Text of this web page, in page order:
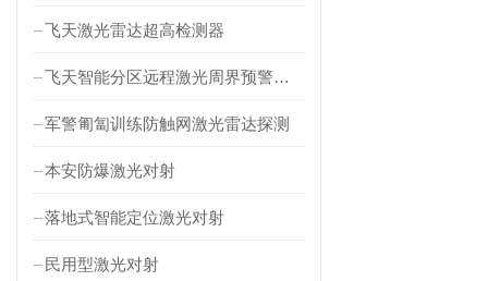
飞天激光雷达超高检测器
飞天智能分区远程激光周界预警雷达
军警匍匐训练防触网激光雷达探测
本安防爆激光对射
落地式智能定位激光对射
民用型激光对射